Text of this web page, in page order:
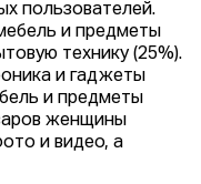
пользователей.
и предметы
технику (25%).
и гаджеты
и предметы
женщины
и видео, а